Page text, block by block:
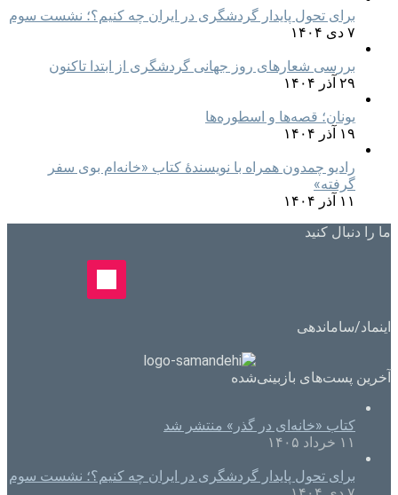
برای تحول پایدار گردشگری در ایران چه کنیم؟؛ نشست سوم
۷ دی ۱۴۰۴
بررسی شعارهای روز جهانی گردشگری از ابتدا تاکنون
۲۹ آذر ۱۴۰۴
یونان؛ قصه‌ها و اسطوره‌ها
۱۹ آذر ۱۴۰۴
رادیو چمدون همراه با نویسندهٔ کتاب «خانه‌ام بوی سفر
گرفته»
۱۱ آذر ۱۴۰۴
ما را دنبال کنید
اینماد/ساماندهی
آخرین پست‌های بازبینی‌شده
کتاب «خانه‌ای در گذر» منتشر شد
۱۱ خرداد ۱۴۰۵
برای تحول پایدار گردشگری در ایران چه کنیم؟؛ نشست سوم